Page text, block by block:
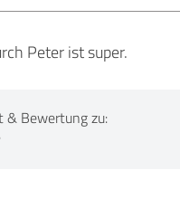
Peter ist super.
& Bewertung zu: